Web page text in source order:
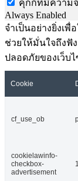
คุกกี้ที่มีความ
Always Enabled
จำเป็นอย่างยิ่งเ
ช่วยให้มั่นใจถึง
ปลอดภัยของเว็บ
Cookie
cf_use_ob
cookielawinfo-
checkbox-
advertisement